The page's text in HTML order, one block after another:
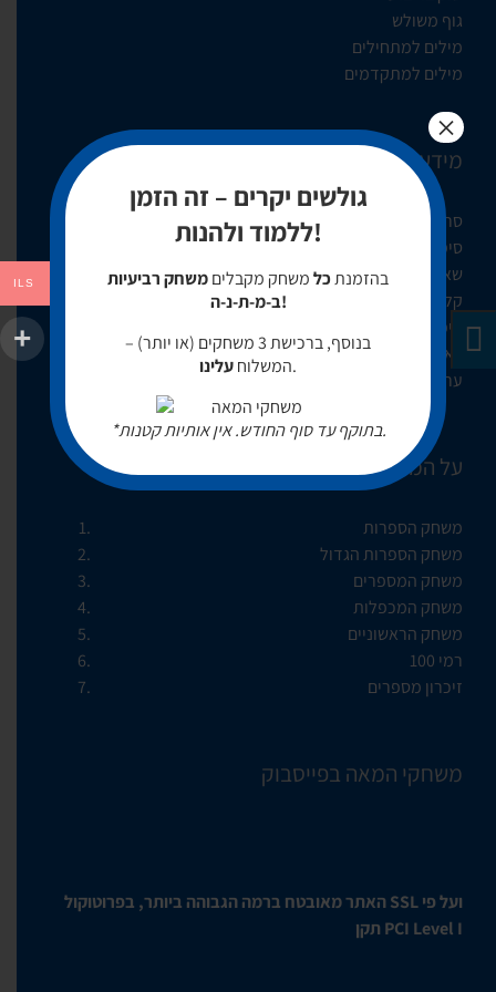
גוף משולש
מילים למתחילים
מילים למתקדמים
מידע מקצועי
סרטוני הדרכה
סימנים
שאלות ותשובות
קלפי עזר
טיפים להורים ומורים
לאתר הכשר
ערבי משחק
על המשחקים
משחק הספרות
משחק הספרות הגדול
משחק המספרים
משחק המכפלות
משחק הראשוניים
רמי 100
זיכרון מספרים
משחקי המאה בפייסבוק
האתר מאובטח ברמה הגבוהה ביותר, בפרוטוקול SSL ועל פי
תקן PCI Level I
גולשים יקרים – זה הזמן
ללמוד ולהנות!
בהזמנתכלמשחק מקבליםמשחק רביעיות
ב-מ-ת-נ-ה!
בנוסף, ברכישת 3 משחקים (או יותר) –
המשלוחעלינו .
*בתוקף עד סוף החודש. אין אותיות קטנות.
×
ILS